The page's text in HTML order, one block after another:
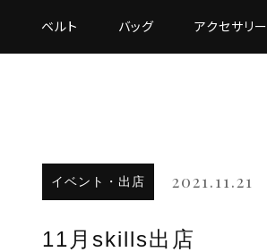
ベルト バッグ アクセサリー
イベント・出店 2021.11.21
11月skills出店